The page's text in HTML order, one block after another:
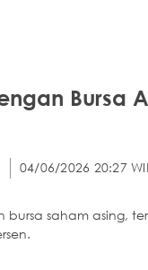
Bursa
04/06/2026 20:27
saham asing,